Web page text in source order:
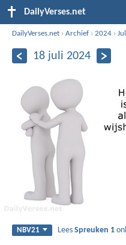
DailyVerses.net
DailyVerses.net ›Archief ›2024 ›
18 juli 2024
NBV21 LeesSpreuken 1